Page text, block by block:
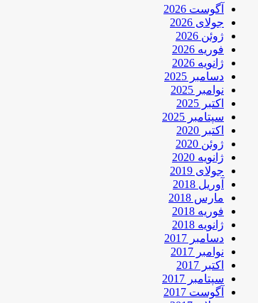
آگوست 2026
جولای 2026
ژوئن 2026
فوریه 2026
ژانویه 2026
دسامبر 2025
نوامبر 2025
اکتبر 2025
سپتامبر 2025
اکتبر 2020
ژوئن 2020
ژانویه 2020
جولای 2019
آوریل 2018
مارس 2018
فوریه 2018
ژانویه 2018
دسامبر 2017
نوامبر 2017
اکتبر 2017
سپتامبر 2017
آگوست 2017